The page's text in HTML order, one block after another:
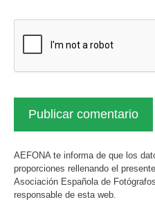
AEFONA te informa de que los
proporciones rellenando el
Asociación Española de
responsable de esta web.